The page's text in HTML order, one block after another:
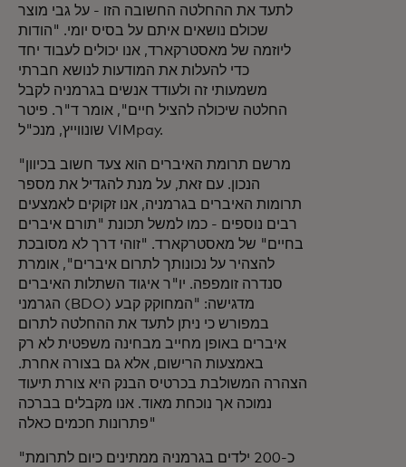
לתעד את ההחלטה החשובה הזו - על גבי מוצר
שכולם נושאים איתם על בסיס יומי. "הודות
ליוזמה של מאסטרקארד, אנו יכולים לעבוד יחד
כדי להעלות את המודעות לנושא חברתי
משמעותי זה ולעודד אנשים בגרמניה לקבל
החלטה שיכולה להציל חיים", אומר ד"ר. פיטר
שונווייץ, מנכ"ל VIMpay.
"מרשם תרומת האיברים הוא צעד חשוב בכיוון
הנכון. עם זאת, על מנת להגדיל את מספר
תרומות האיברים בגרמניה, אנו זקוקים לאמצעים
רבים נוספים - כמו למשל תכונת "תורם איברים
בחיים" של מאסטרקארד. "זוהי דרך לא מסובכת
להצהיר על נכונותך לתרום איברים", אומרת
סנדרה זומפפה. יו"ר איגוד השתלות האיברים
הגרמני (BDO) מדגישה: "המחוקק קבע
במפורש כי ניתן לתעד את ההחלטה לתרום
איברים באופן מחייב מבחינה משפטית לא רק
באמצעות הרישום, אלא גם בצורה אחרת.
הצהרה המשולבת בכרטיס הבנק היא צורת תיעוד
נמוכה אך נוכחת מאוד. אנו מקבלים בברכה
פתרונות חכמים כאלה"
"כ-200 ילדים בגרמניה ממתינים כיום לתרומת